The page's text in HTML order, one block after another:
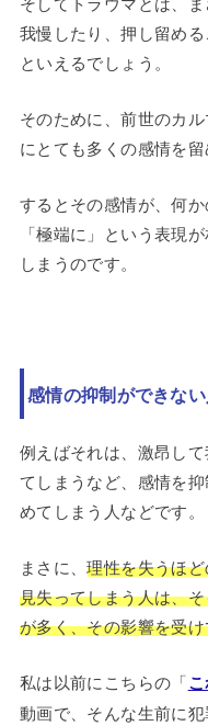
我慢したり、押し留め
といえるでしょう。
そのために、前世のカ
にとても多くの感情を留
するとその感情が、何か
「極端に」という表現
しまうのです。
感情の抑制ができない
例えばそれは、激昂し
てしまうなど、感情を
めてしまう人などです。
まさに、理性を失うほ
見失ってしまう人は、
が多く、その影響を受
私は以前にこちらの「
動画で、そんな生前に